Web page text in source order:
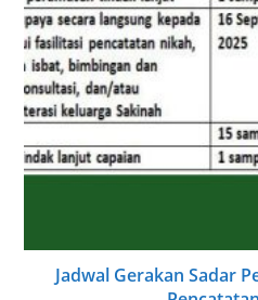
Jadwal Gerakan Sadar